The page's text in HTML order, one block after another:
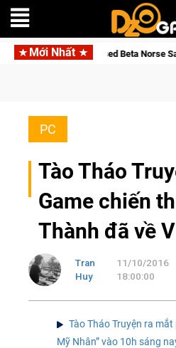
Mới Nhất
Norse Saga: Cửu Giới Thức Tỉnh, Săn
PC
Tào Tháo
Game chiến
Thành đã về
Tran
Huy
11/10/2016
18:00:00
Tào Tháo Truyện ra
Mỹ Nhân” vào 10h sáng